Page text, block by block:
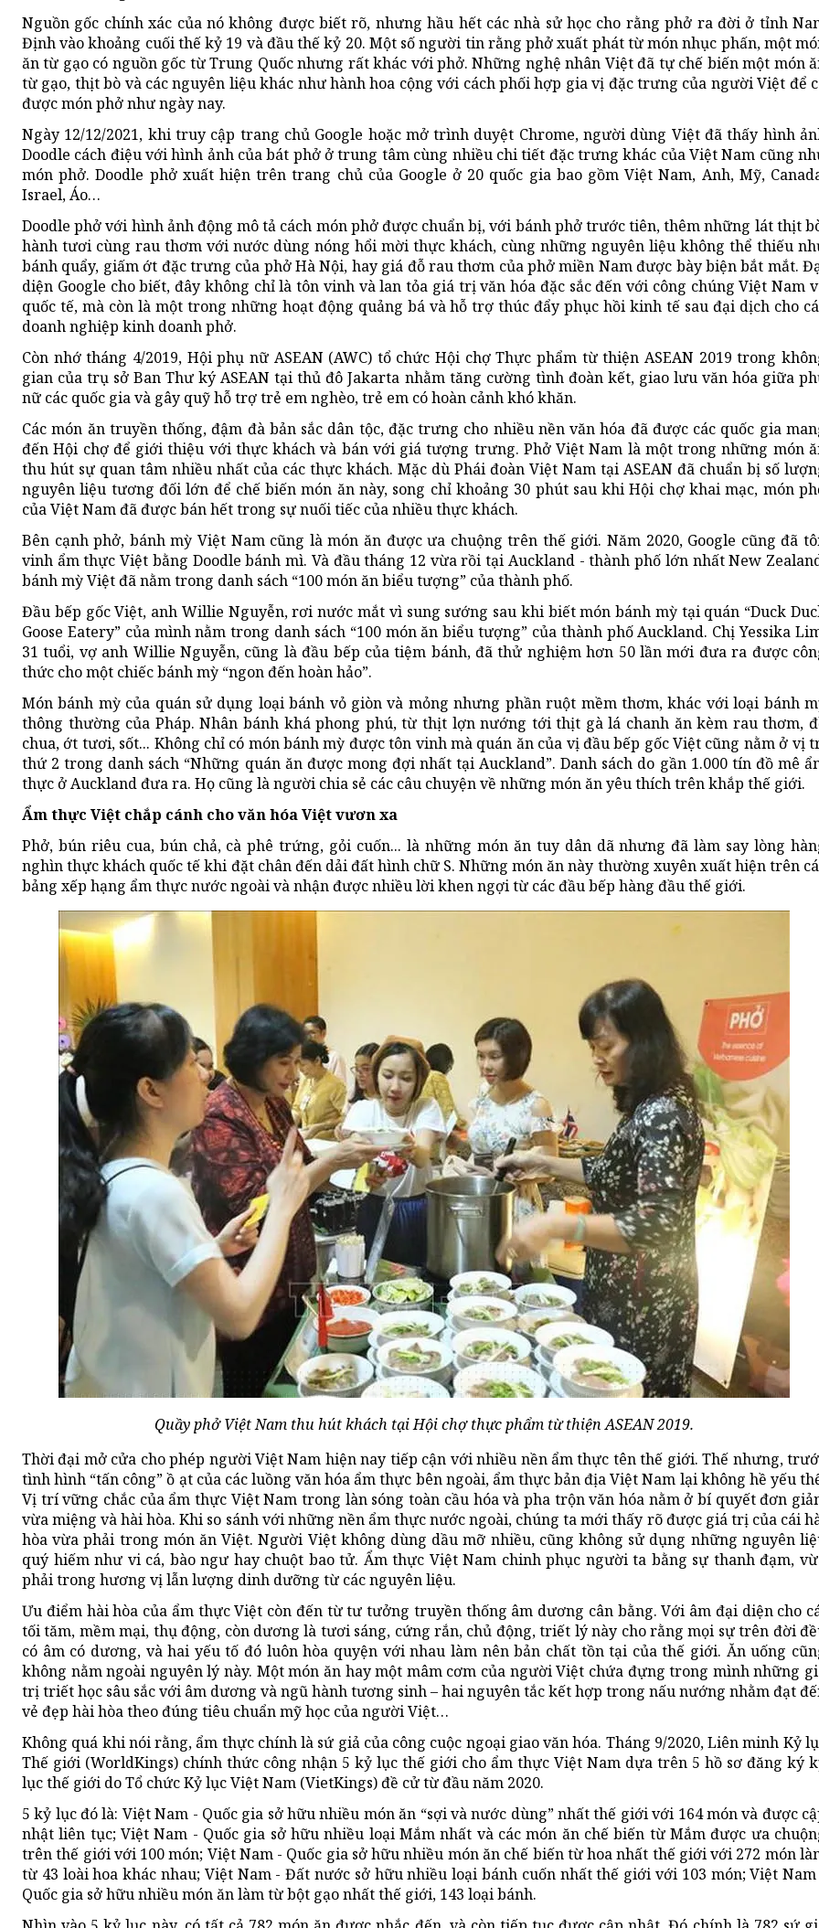
Nguồn gốc chính xác của nó không được biết rõ, nhưng hầu hết các nhà sử học cho rằng phở ra đời ở tỉnh
Định vào khoảng cuối thế kỷ 19 và đầu thế kỷ 20. Một số người tin rằng phở xuất phát từ món nhục phấn, một
ăn từ gạo có nguồn gốc từ Trung Quốc nhưng rất khác với phở. Những nghệ nhân Việt đã tự chế biến một món
từ gạo, thịt bò và các nguyên liệu khác như hành hoa cộng với cách phối hợp gia vị đặc trưng của người Việt để
được món phở như ngày nay.
Ngày 12/12/2021, khi truy cập trang chủ Google hoặc mở trình duyệt Chrome, người dùng Việt đã thấy hình
Doodle cách điệu với hình ảnh của bát phở ở trung tâm cùng nhiều chi tiết đặc trưng khác của Việt Nam cũng
món phở. Doodle phở xuất hiện trên trang chủ của Google ở 20 quốc gia bao gồm Việt Nam, Anh, Mỹ,
Israel, Áo…
Doodle phở với hình ảnh động mô tả cách món phở được chuẩn bị, với bánh phở trước tiên, thêm những lát thịt
hành tươi cùng rau thơm với nước dùng nóng hổi mời thực khách, cùng những nguyên liệu không thể thiếu
bánh quẩy, giấm ớt đặc trưng của phở Hà Nội, hay giá đỗ rau thơm của phở miền Nam được bày biện bắt mắt.
diện Google cho biết, đây không chỉ là tôn vinh và lan tỏa giá trị văn hóa đặc sắc đến với công chúng Việt Nam
quốc tế, mà còn là một trong những hoạt động quảng bá và hỗ trợ thúc đẩy phục hồi kinh tế sau đại dịch cho
doanh nghiệp kinh doanh phở.
Còn nhớ tháng 4/2019, Hội phụ nữ ASEAN (AWC) tổ chức Hội chợ Thực phẩm từ thiện ASEAN 2019 trong
gian của trụ sở Ban Thư ký ASEAN tại thủ đô Jakarta nhằm tăng cường tình đoàn kết, giao lưu văn hóa giữa
nữ các quốc gia và gây quỹ hỗ trợ trẻ em nghèo, trẻ em có hoàn cảnh khó khăn.
Các món ăn truyền thống, đậm đà bản sắc dân tộc, đặc trưng cho nhiều nền văn hóa đã được các quốc gia
đến Hội chợ để giới thiệu với thực khách và bán với giá tượng trưng. Phở Việt Nam là một trong những món
thu hút sự quan tâm nhiều nhất của các thực khách. Mặc dù Phái đoàn Việt Nam tại ASEAN đã chuẩn bị số
nguyên liệu tương đối lớn để chế biến món ăn này, song chỉ khoảng 30 phút sau khi Hội chợ khai mạc, món
của Việt Nam đã được bán hết trong sự nuối tiếc của nhiều thực khách.
Bên cạnh phở, bánh mỳ Việt Nam cũng là món ăn được ưa chuộng trên thế giới. Năm 2020, Google cũng đã
vinh ẩm thực Việt bằng Doodle bánh mì. Và đầu tháng 12 vừa rồi tại Auckland - thành phố lớn nhất New
bánh mỳ Việt đã nằm trong danh sách “100 món ăn biểu tượng” của thành phố.
Đầu bếp gốc Việt, anh Willie Nguyễn, rơi nước mắt vì sung sướng sau khi biết món bánh mỳ tại quán “Duck
Goose Eatery” của mình nằm trong danh sách “100 món ăn biểu tượng” của thành phố Auckland. Chị Yessika
31 tuổi, vợ anh Willie Nguyễn, cũng là đầu bếp của tiệm bánh, đã thử nghiệm hơn 50 lần mới đưa ra được
thức cho một chiếc bánh mỳ “ngon đến hoàn hảo”.
Món bánh mỳ của quán sử dụng loại bánh vỏ giòn và mỏng nhưng phần ruột mềm thơm, khác với loại bánh
thông thường của Pháp. Nhân bánh khá phong phú, từ thịt lợn nướng tới thịt gà lá chanh ăn kèm rau thơm,
chua, ớt tươi, sốt... Không chỉ có món bánh mỳ được tôn vinh mà quán ăn của vị đầu bếp gốc Việt cũng nằm ở vị
thứ 2 trong danh sách “Những quán ăn được mong đợi nhất tại Auckland”. Danh sách do gần 1.000 tín đồ mê
thực ở Auckland đưa ra. Họ cũng là người chia sẻ các câu chuyện về những món ăn yêu thích trên khắp thế giới.
Ẩm thực Việt chắp cánh cho văn hóa Việt vươn xa
Phở, bún riêu cua, bún chả, cà phê trứng, gỏi cuốn... là những món ăn tuy dân dã nhưng đã làm say lòng
nghìn thực khách quốc tế khi đặt chân đến dải đất hình chữ S. Những món ăn này thường xuyên xuất hiện trên
bảng xếp hạng ẩm thực nước ngoài và nhận được nhiều lời khen ngợi từ các đầu bếp hàng đầu thế giới.
Quầy phở Việt Nam thu hút khách tại Hội chợ thực phẩm từ thiện ASEAN 2019.
Thời đại mở cửa cho phép người Việt Nam hiện nay tiếp cận với nhiều nền ẩm thực tên thế giới. Thế nhưng,
tình hình “tấn công” ồ ạt của các luồng văn hóa ẩm thực bên ngoài, ẩm thực bản địa Việt Nam lại không hề yếu
Vị trí vững chắc của ẩm thực Việt Nam trong làn sóng toàn cầu hóa và pha trộn văn hóa nằm ở bí quyết đơn
vừa miệng và hài hòa. Khi so sánh với những nền ẩm thực nước ngoài, chúng ta mới thấy rõ được giá trị của cái
hòa vừa phải trong món ăn Việt. Người Việt không dùng dầu mỡ nhiều, cũng không sử dụng những nguyên
quý hiếm như vi cá, bào ngư hay chuột bao tử. Ẩm thực Việt Nam chinh phục người ta bằng sự thanh đạm,
phải trong hương vị lẫn lượng dinh dưỡng từ các nguyên liệu.
Ưu điểm hài hòa của ẩm thực Việt còn đến từ tư tưởng truyền thống âm dương cân bằng. Với âm đại diện cho
tối tăm, mềm mại, thụ động, còn dương là tươi sáng, cứng rắn, chủ động, triết lý này cho rằng mọi sự trên đời
có âm có dương, và hai yếu tố đó luôn hòa quyện với nhau làm nên bản chất tồn tại của thế giới. Ăn uống
không nằm ngoài nguyên lý này. Một món ăn hay một mâm cơm của người Việt chứa đựng trong mình những
trị triết học sâu sắc với âm dương và ngũ hành tương sinh – hai nguyên tắc kết hợp trong nấu nướng nhằm đạt
vẻ đẹp hài hòa theo đúng tiêu chuẩn mỹ học của người Việt…
Không quá khi nói rằng, ẩm thực chính là sứ giả của công cuộc ngoại giao văn hóa. Tháng 9/2020, Liên minh Kỷ
Thế giới (WorldKings) chính thức công nhận 5 kỷ lục thế giới cho ẩm thực Việt Nam dựa trên 5 hồ sơ đăng ký
lục thế giới do Tổ chức Kỷ lục Việt Nam (VietKings) đề cử từ đầu năm 2020.
5 kỷ lục đó là: Việt Nam - Quốc gia sở hữu nhiều món ăn “sợi và nước dùng” nhất thế giới với 164 món và được
nhật liên tục; Việt Nam - Quốc gia sở hữu nhiều loại Mắm nhất và các món ăn chế biến từ Mắm được ưa
trên thế giới với 100 món; Việt Nam - Quốc gia sở hữu nhiều món ăn chế biến từ hoa nhất thế giới với 272 món
từ 43 loài hoa khác nhau; Việt Nam - Đất nước sở hữu nhiều loại bánh cuốn nhất thế giới với 103 món; Việt Nam
Quốc gia sở hữu nhiều món ăn làm từ bột gạo nhất thế giới, 143 loại bánh.